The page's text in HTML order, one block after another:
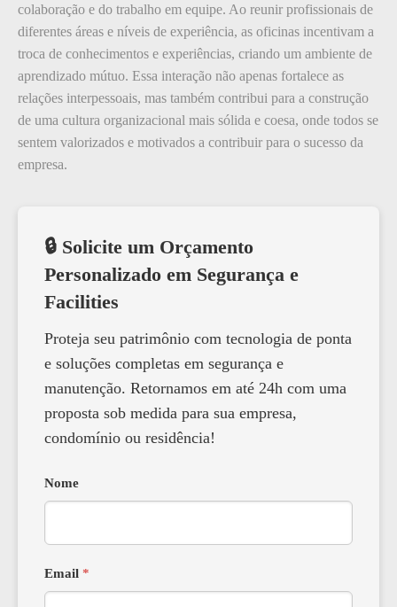
colaboração e do trabalho em equipe. Ao reunir profissionais de
diferentes áreas e níveis de experiência, as oficinas incentivam a
troca de conhecimentos e experiências, criando um ambiente de
aprendizado mútuo. Essa interação não apenas fortalece as
relações interpessoais, mas também contribui para a construção
de uma cultura organizacional mais sólida e coesa, onde todos se
sentem valorizados e motivados a contribuir para o sucesso da
empresa.
🔒 Solicite um Orçamento
Personalizado em Segurança e
Facilities
Proteja seu patrimônio com tecnologia de ponta
e soluções completas em segurança e
manutenção. Retornamos em até 24h com uma
proposta sob medida para sua empresa,
condomínio ou residência!
Nome
Email *